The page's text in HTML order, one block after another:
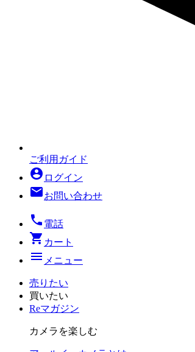
ご利用ガイド
account_circle ログイン
mailお問い合わせ
local_phone 電話
shopping_cart カート
menu メニュー
売りたい
買いたい
Reマガジン
カメラを楽しむ